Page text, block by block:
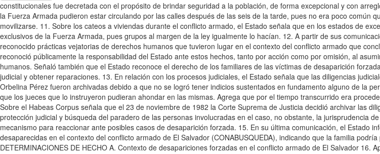
constitucionales fue decretada con el propósito de brindar seguridad a la población, de forma excepcional y con
la Fuerza Armada pudieron estar circulando por las calles después de las seis de la tarde, pues no era poco común
movilizarse. 11. Sobre los cateos a viviendas durante el conflicto armado, el Estado señala que en los estados de
exclusivos de la Fuerza Armada, pues grupos al margen de la ley igualmente lo hacían. 12. A partir de sus
reconocido prácticas vejatorias de derechos humanos que tuvieron lugar en el contexto del conflicto armado que
reconoció públicamente la responsabilidad del Estado ante estos hechos, tanto por acción como por omisión, al
humanos. Señaló también que el Estado reconoce el derecho de los familiares de las víctimas de desaparición
judicial y obtener reparaciones. 13. En relación con los procesos judiciales, el Estado señala que las diligencias
Orbelina Pérez fueron archivadas debido a que no se logró tener indicios sustentados en fundamento alguno de la
que los jueces que lo instruyeron pudieran ahondar en las mismas. Agrega que por el tiempo transcurrido era
Sobre el Habeas Corpus señala que el 23 de noviembre de 1982 la Corte Suprema de Justicia decidió archivar las
protección judicial y búsqueda del paradero de las personas involucradas en el caso, no obstante, la jurisprudencia
mecanismo para reaccionar ante posibles casos de desaparición forzada. 15. En su última comunicación, el Estado
desaparecidas en el contexto del conflicto armado de El Salvador (CONABUSQUEDA), indicando que la familia
DETERMINACIONES DE HECHO A. Contexto de desapariciones forzadas en el conflicto armado de El Salvador